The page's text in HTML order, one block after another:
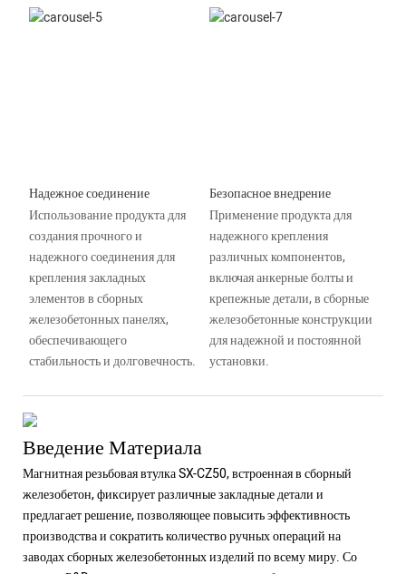
Надежное соединение
Использование продукта для
создания прочного и
надежного соединения для
крепления закладных
элементов в сборных
железобетонных панелях,
обеспечивающего
стабильность и долговечность.
Безопасное внедрение
Применение продукта для
надежного крепления
различных компонентов,
включая анкерные болты и
крепежные детали, в сборные
железобетонные конструкции
для надежной и постоянной
установки.
Введение Материала
Магнитная резьбовая втулка SX-CZ50, встроенная в сборный
железобетон, фиксирует различные закладные детали и
предлагает решение, позволяющее повысить эффективность
производства и сократить количество ручных операций на
заводах сборных железобетонных изделий по всему миру. Со